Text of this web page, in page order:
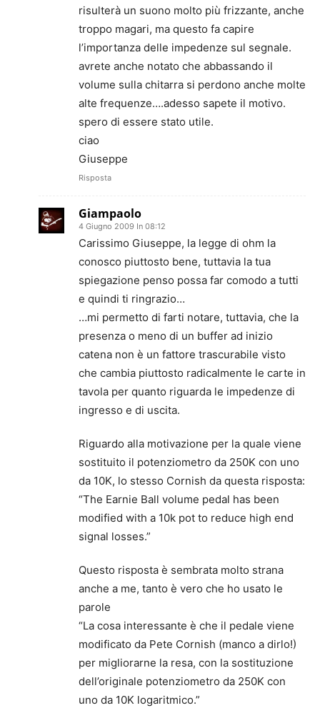
risulterà un suono molto più frizzante, anche
troppo magari, ma questo fa capire
l’importanza delle impedenze sul segnale.
avrete anche notato che abbassando il
volume sulla chitarra si perdono anche molte
alte frequenze….adesso sapete il motivo.
spero di essere stato utile.
ciao
Giuseppe
Risposta
Giampaolo
4 Giugno 2009 In 08:12
Carissimo Giuseppe, la legge di ohm la
conosco piuttosto bene, tuttavia la tua
spiegazione penso possa far comodo a tutti
e quindi ti ringrazio…
…mi permetto di farti notare, tuttavia, che la
presenza o meno di un buffer ad inizio
catena non è un fattore trascurabile visto
che cambia piuttosto radicalmente le carte in
tavola per quanto riguarda le impedenze di
ingresso e di uscita.
Riguardo alla motivazione per la quale viene
sostituito il potenziometro da 250K con uno
da 10K, lo stesso Cornish da questa risposta:
“The Earnie Ball volume pedal has been
modified with a 10k pot to reduce high end
signal losses.”
Questo risposta è sembrata molto strana
anche a me, tanto è vero che ho usato le
parole
“La cosa interessante è che il pedale viene
modificato da Pete Cornish (manco a dirlo!)
per migliorarne la resa, con la sostituzione
dell’originale potenziometro da 250K con
uno da 10K logaritmico.”